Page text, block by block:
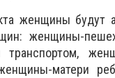
женщины будут
женщины-
транспортом,
матери